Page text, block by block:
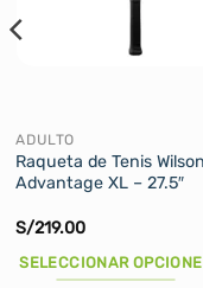
ADULTO
Raqueta de Tenis Wilson
Advantage XL – 27.5″
S/219.00
SELECCIONAR